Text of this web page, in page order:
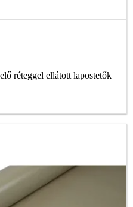
réteggel ellátott lapostetők